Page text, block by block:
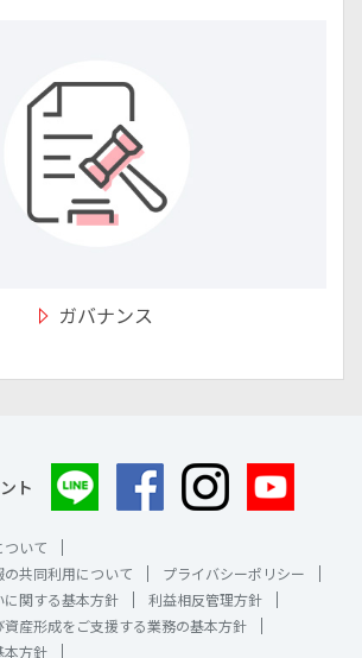
ガバナンス
ト
いて
共同利用について
プライバシーポリシー
関する基本方針
利益相反管理方針
産形成をご支援する業務の基本方針
本方針